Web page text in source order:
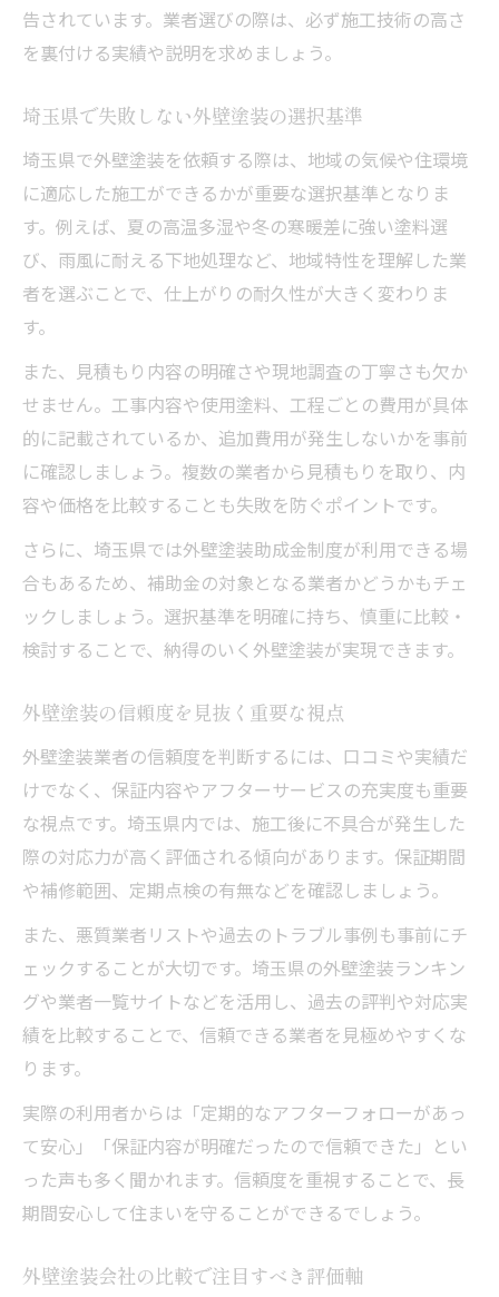
告されています。業者選びの際は、必ず施工技術の高さ
を裏付ける実績や説明を求めましょう。
埼玉県で失敗しない外壁塗装の選択基準
埼玉県で外壁塗装を依頼する際は、地域の気候や住環境
に適応した施工ができるかが重要な選択基準となりま
す。例えば、夏の高温多湿や冬の寒暖差に強い塗料選
び、雨風に耐える下地処理など、地域特性を理解した業
者を選ぶことで、仕上がりの耐久性が大きく変わりま
す。
また、見積もり内容の明確さや現地調査の丁寧さも欠か
せません。工事内容や使用塗料、工程ごとの費用が具体
的に記載されているか、追加費用が発生しないかを事前
に確認しましょう。複数の業者から見積もりを取り、内
容や価格を比較することも失敗を防ぐポイントです。
さらに、埼玉県では外壁塗装助成金制度が利用できる場
合もあるため、補助金の対象となる業者かどうかもチェ
ックしましょう。選択基準を明確に持ち、慎重に比較・
検討することで、納得のいく外壁塗装が実現できます。
外壁塗装の信頼度を見抜く重要な視点
外壁塗装業者の信頼度を判断するには、口コミや実績だ
けでなく、保証内容やアフターサービスの充実度も重要
な視点です。埼玉県内では、施工後に不具合が発生した
際の対応力が高く評価される傾向があります。保証期間
や補修範囲、定期点検の有無などを確認しましょう。
また、悪質業者リストや過去のトラブル事例も事前にチ
ェックすることが大切です。埼玉県の外壁塗装ランキン
グや業者一覧サイトなどを活用し、過去の評判や対応実
績を比較することで、信頼できる業者を見極めやすくな
ります。
実際の利用者からは「定期的なアフターフォローがあっ
て安心」「保証内容が明確だったので信頼できた」とい
った声も多く聞かれます。信頼度を重視することで、長
期間安心して住まいを守ることができるでしょう。
外壁塗装会社の比較で注目すべき評価軸